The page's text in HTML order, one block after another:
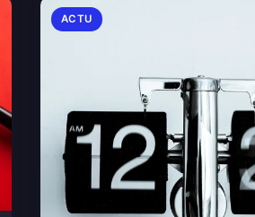
ACTU